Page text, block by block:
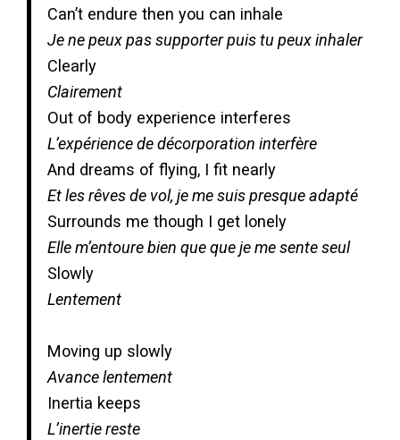
Can’t endure then you can inhale
Je ne peux pas supporter puis tu peux inhaler
Clearly
Clairement
Out of body experience interferes
L’expérience de décorporation interfère
And dreams of flying, I fit nearly
Et les rêves de vol, je me suis presque adapté
Surrounds me though I get lonely
Elle m’entoure bien que que je me sente seul
Slowly
Lentement
Moving up slowly
Avance lentement
Inertia keeps
L’inertie reste